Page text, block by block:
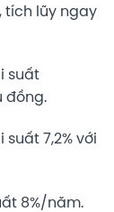
tích lũy ngay
suất
đồng.
suất 7,2% với
8%/năm.